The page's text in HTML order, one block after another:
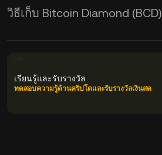
วิธีเก็บ Bitcoin Diamond (BCD)
เรียนรู้และรับรางวัล
ทดสอบความรู้ด้านคริปโตและรับรางวัลเงินสด